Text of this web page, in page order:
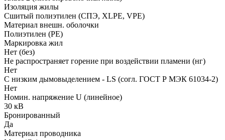
Изоляция жилы
Сшитый полиэтилен (СПЭ, XLPE, VPE)
Материал внешн. оболочки
Полиэтилен (PE)
Маркировка жил
Нет (без)
Не распространяет горение при воздействии пламени (нг)
Нет
С низким дымовыделением - LS (согл. ГОСТ Р МЭК 61034-2)
Нет
Номин. напряжение U (линейное)
30 кВ
Бронированный
Да
Материал проводника